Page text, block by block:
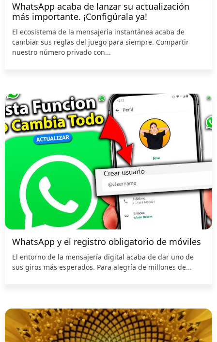
WhatsApp acaba de lanzar su actualización
más importante. ¡Configúrala ya!
El ecosistema de la mensajería instantánea acaba de
cambiar sus reglas del juego para siempre. Compartir
nuestro número privado con...
WhatsApp y el registro obligatorio de móviles
El entorno de la mensajería digital acaba de dar uno de
sus giros más esperados. Para alegría de millones de...